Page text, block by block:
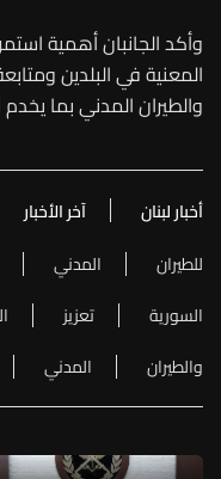
وأكد الجانبان أهمية
المعنية في البلدين
والطيران المدني بما
أخبار لبنان آخر الأخبار
للطيران
المدني
السورية
تعزيز
والطيران
المدني